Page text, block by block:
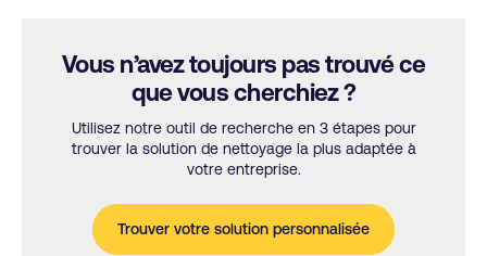
Vous n’avez toujours pas trouvé ce
que vous cherchiez ?
Utilisez notre outil de recherche en 3 étapes pour
trouver la solution de nettoyage la plus adaptée à
votre entreprise.
Trouver votre solution personnalisée